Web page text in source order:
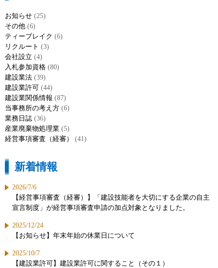
お知らせ (25)
その他 (6)
ティーブレイク (6)
リクルート (3)
会社設立 (4)
入札参加資格 (80)
建設業法 (39)
建設業許可 (44)
建設業関係情報 (87)
当事務所の考え方 (6)
業務日誌 (36)
産業廃棄物処理業 (5)
経営事項審査（経審）
(41)
新着情報
2026/7/6
【経営事項審査（経審）】「建設技能者を大切にする企業の自主
宣言制度」が経営事項審査申請の加点対象となりました。
2025/12/24
【お知らせ】年末年始の休業日について
2025/10/7
【建設業許可】建設業許可に関すること（その１）